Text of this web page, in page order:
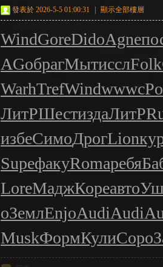
發表於 2026-5-5 01:00:31 顯示全部樓層
WindGoreDidoAgne
AGобрагМытисслFolk
WarhTrefWindwwwc
ЛитРШестиздаЛитР
избеСимоДрогLion
SupeфакуRomaребя
LoreМаджКореавто
оЗемлEnjoAudiAudi
MuskФормКулиСоро